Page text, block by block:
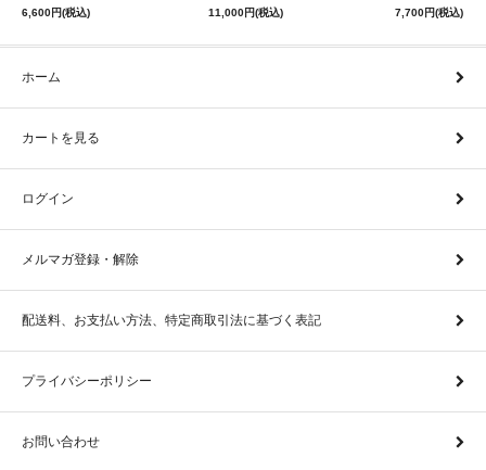
6,600円(税込) 11,000円(税込) 7,700円(税込)
ホーム
カートを見る
ログイン
メルマガ登録・解除
配送料、お支払い方法、特定商取引法に基づく表記
プライバシーポリシー
お問い合わせ